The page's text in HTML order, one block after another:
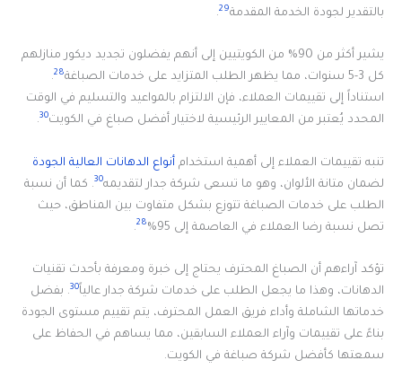
بالتقدير لجودة الخدمة المقدمة29
.
يشير أكثر من 90% من الكويتيين إلى أنهم يفضلون تجديد ديكور منازلهم
كل 3-5 سنوات، مما يظهر الطلب المتزايد على خدمات الصباغة
28
.
استناداً إلى تقييمات العملاء، فإن الالتزام بالمواعيد والتسليم في الوقت
المحدد يُعتبر من المعايير الرئيسية لاختيار أفضل صباغ في الكويت30
.
تنبه تقييمات العملاء إلى أهمية استخدام أنواع الدهانات العالية الجودة
لضمان متانة الألوان، وهو ما تسعى شركة جدار لتقديمه30. كما أن نسبة
الطلب على خدمات الصباغة تتوزع بشكل متفاوت بين المناطق، حيث
تصل نسبة رضا العملاء في العاصمة إلى 95%
28
.
تؤكد آراءهم أن الصباغ المحترف يحتاج إلى خبرة ومعرفة بأحدث تقنيات
الدهانات، وهذا ما يجعل الطلب على خدمات شركة جدار عالياً30. بفضل
خدماتها الشاملة وأداء فريق العمل المحترف، يتم تقييم مستوى الجودة
بناءً على تقييمات وآراء العملاء السابقين، مما يساهم في الحفاظ على
سمعتها كأفضل شركة صباغة في الكويت.